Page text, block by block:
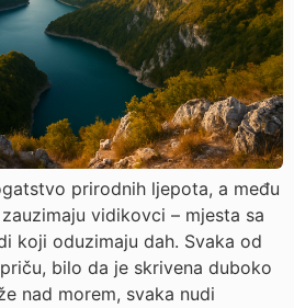
prirodnih ljepota, a među
vidikovci – mjesta sa
koji oduzimaju dah. Svaka od
bilo da je skrivena duboko
nad morem, svaka nudi